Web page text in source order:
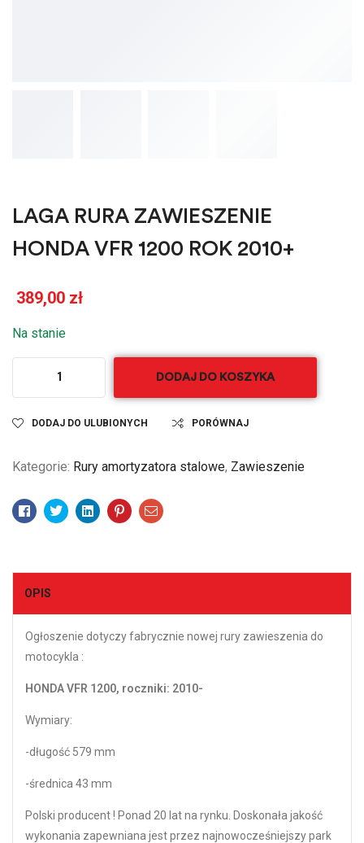
LAGA RURA ZAWIESZENIE
HONDA VFR 1200 ROK 2010+
389,00 zł
Na stanie
DODAJ DO KOSZYKA
DODAJ DO ULUBIONYCH PORÓWNAJ
Kategorie: Rury amortyzatora stalowe, Zawieszenie
Facebook
TwitterLinkedinPinterestEmail
OPIS
Ogłoszenie dotyczy fabrycznie nowej rury zawieszenia do
motocykla :
HONDA VFR 1200, roczniki: 2010-
Wymiary:
-długość 579 mm
-średnica 43 mm
Polski producent ! Ponad 20 lat na rynku. Doskonała jakość
wykonania zapewniana jest przez najnowocześniejszy park